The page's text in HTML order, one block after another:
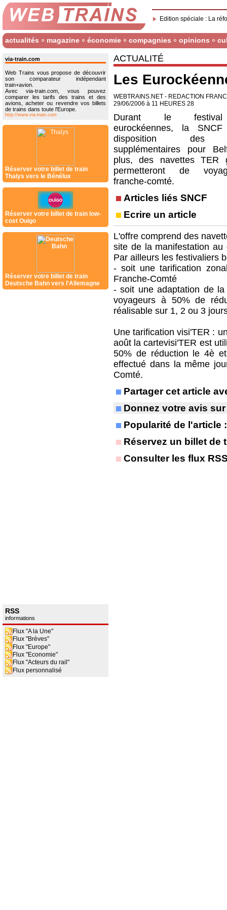
Edition spéciale : La
actualités magazine économie compagnies opinions
via-train.com
Web Trains vous propose de découvrir
son comparateur indépendant
train+avion.
Avec via-train.com, vous pouvez
comparer les tarifs des trains et des
avions, acheter ou revendre vos billets
de trains dans toute l'Europe.
http://www.via-train.com
Réserver votre billet de train
Thalys vers le Bénélux
Réserver votre billet de train low-
cost Ouigo
Réserver votre billet de train
Deutsche Bahn vers l'Allemagne
RSS
informations
Flux "A la Une"
Flux "Brèves"
Flux "Europe"
Flux "Economie"
Flux "Acteurs du rail"
Flux personnalisé
ACTUALITÉ
Les
WEBTRAINS.NET - REDACTION
29/06/2006 à 11 HEURES 28
Durant le
eurockéennes, la
disposition des
supplémentaires pour
plus, des navettes TER
permetteront de
franche-comté.
Articles liés SNCF
Ecrire un article
L'offre comprend des
site de la manifestation
Par ailleurs les festivaliers
- soit une tarification
Franche-Comté
- soit une adaptation de
voyageurs à 50% de
réalisable sur 1, 2 ou 3
Une tarification visi'TER :
août la cartevisi'TER est
50% de réduction le 4è
effectué dans la même
Comté.
Partager cet article
Donnez votre avis
Popularité de l'article
Réservez un billet de
Consulter les flux